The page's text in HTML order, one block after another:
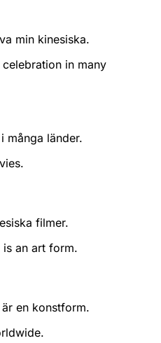
min kinesiska.
in many
många länder.
filmer.
is an art form.
en konstform.